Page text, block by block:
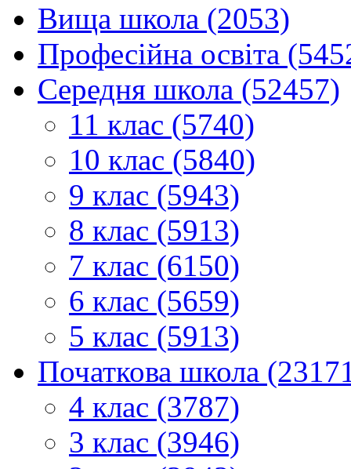
Вища школа (2053)
Професійна освіта
Середня школа (52457)
11 клас (5740)
10 клас (5840)
9 клас (5943)
8 клас (5913)
7 клас (6150)
6 клас (5659)
5 клас (5913)
Початкова школа
4 клас (3787)
3 клас (3946)